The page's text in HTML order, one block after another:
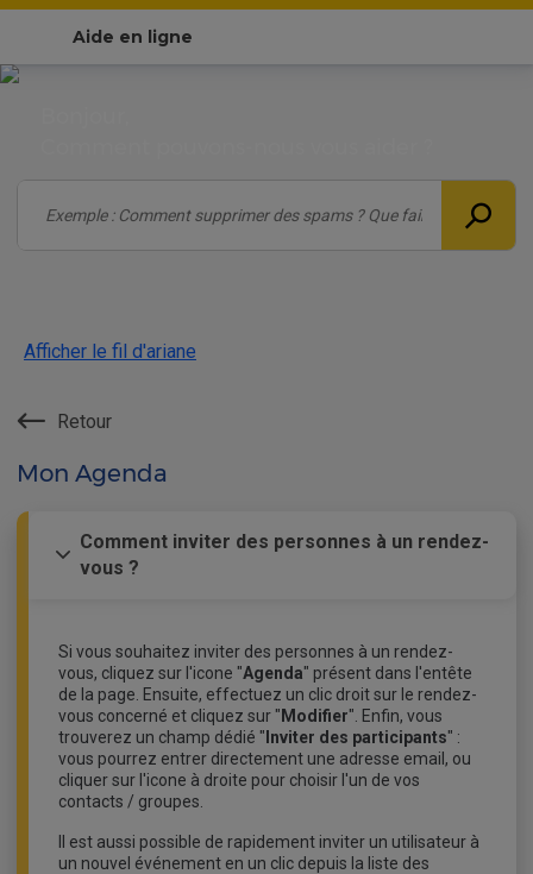
Aide en ligne
Afficher le fil d'ariane
Retour
Mon Agenda
Comment inviter des personnes à un rendez-
vous ?
Si vous souhaitez inviter des personnes à un rendez-
vous, cliquez sur l'icone "Agenda" présent dans l'entête
de la page. Ensuite, effectuez un clic droit sur le rendez-
vous concerné et cliquez sur " Modifier". Enfin, vous
trouverez un champ dédié " Inviter des participants" :
vous pourrez entrer directement une adresse email, ou
cliquer sur l'icone à droite pour choisir l'un de vos
contacts / groupes.
Il est aussi possible de rapidement inviter un utilisateur à
un nouvel événement en un clic depuis la liste des